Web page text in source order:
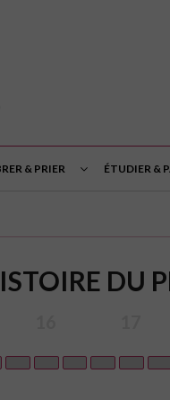
& PRIER ÉTUDIER &
DU